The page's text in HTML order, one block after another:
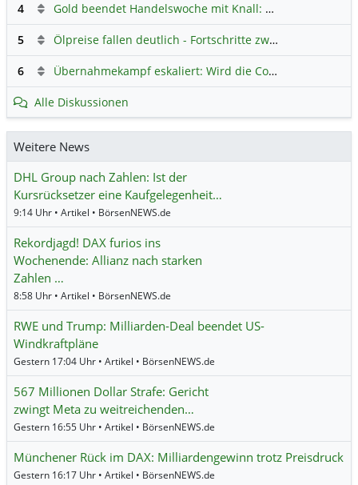
4 Gold beendet Handelswoche mit Knall: Barrick Mining – Ist diese Aktie wieder ein Kauf?
5 Ölpreise fallen deutlich - Fortschritte zwischen USA und Iran belasten
6 Übernahmekampf eskaliert: Wird die Commerzbank italienisch?
Alle Diskussionen
Weitere News
DHL Group nach Zahlen: Ist der
Kursrücksetzer eine Kaufgelegenheit…
9:14 Uhr • Artikel • BörsenNEWS.de
Rekordjagd! DAX furios ins
Wochenende: Allianz nach starken
Zahlen …
8:58 Uhr • Artikel • BörsenNEWS.de
RWE und Trump: Milliarden-Deal beendet US-
Windkraftpläne
Gestern 17:04 Uhr • Artikel • BörsenNEWS.de
567 Millionen Dollar Strafe: Gericht
zwingt Meta zu weitreichenden…
Gestern 16:55 Uhr • Artikel • BörsenNEWS.de
Münchener Rück im DAX: Milliardengewinn trotz Preisdruck
Gestern 16:17 Uhr • Artikel • BörsenNEWS.de